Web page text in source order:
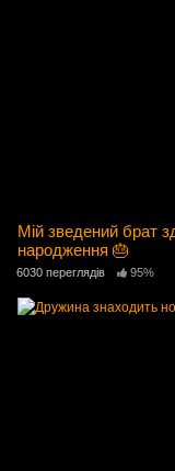
Мій зведений брат
народження 🎂
6030 переглядів 95%